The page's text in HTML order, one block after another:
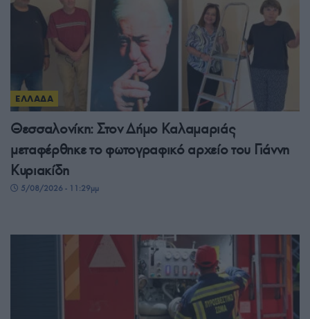
ΕΛΛΑΔΑ
Θεσσαλονίκη: Στον Δήμο Καλαμαριάς
μεταφέρθηκε το φωτογραφικό αρχείο του Γιάννη
Κυριακίδη
5/08/2026 - 11:29μμ